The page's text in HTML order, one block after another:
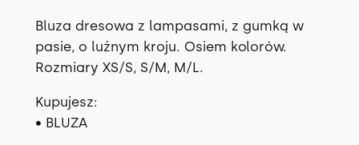
Bluza dresowa z lampasami, z gumką w
pasie, o luźnym kroju. Osiem kolorów.
Rozmiary XS/S, S/M, M/L.
Kupujesz:
• BLUZA